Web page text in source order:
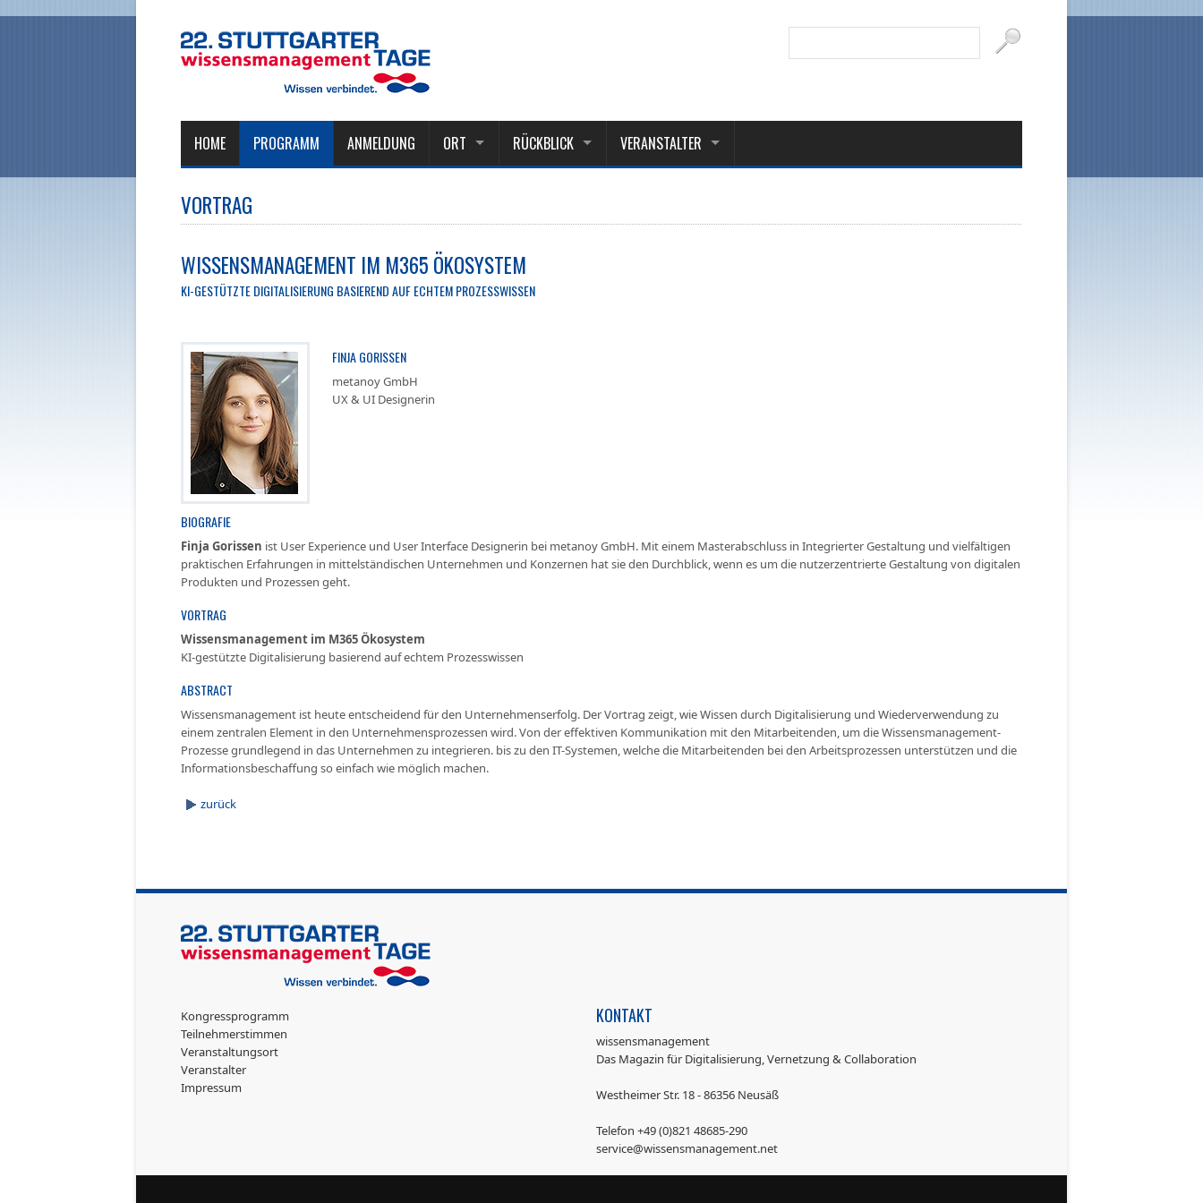
HOME PROGRAMM ANMELDUNG ORT RÜCKBLICK VERANSTALTER
VORTRAG
WISSENSMANAGEMENT IM M365 ÖKOSYSTEM
KI-GESTÜTZTE DIGITALISIERUNG BASIEREND AUF ECHTEM PROZESSWISSEN
FINJA GORISSEN
metanoy GmbH
UX & UI Designerin
BIOGRAFIE
Finja Gorissen ist User Experience und User Interface Designerin bei metanoy GmbH. Mit einem Masterabschluss in Integrierter Gestaltung und vielfältigen
praktischen Erfahrungen in mittelständischen Unternehmen und Konzernen hat sie den Durchblick, wenn es um die nutzerzentrierte Gestaltung von digitalen
Produkten und Prozessen geht.
VORTRAG
Wissensmanagement im M365 Ökosystem
KI-gestützte Digitalisierung basierend auf echtem Prozesswissen
ABSTRACT
Wissensmanagement ist heute entscheidend für den Unternehmenserfolg. Der Vortrag zeigt, wie Wissen durch Digitalisierung und Wiederverwendung zu
einem zentralen Element in den Unternehmensprozessen wird. Von der effektiven Kommunikation mit den Mitarbeitenden, um die Wissensmanagement-
Prozesse grundlegend in das Unternehmen zu integrieren. bis zu den IT-Systemen, welche die Mitarbeitenden bei den Arbeitsprozessen unterstützen und die
Informationsbeschaffung so einfach wie möglich machen.
zurück
Kongressprogramm
Teilnehmerstimmen
Veranstaltungsort
Veranstalter
Impressum
KONTAKT
wissensmanagement
Das Magazin für Digitalisierung, Vernetzung & Collaboration
Westheimer Str. 18 - 86356 Neusäß
Telefon +49 (0)821 48685-290
service@wissensmanagement.net